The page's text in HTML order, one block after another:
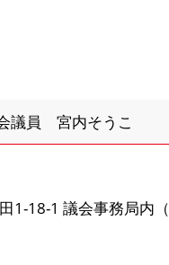
議員 宮内そうこ
1-18-1 議会事務局内（